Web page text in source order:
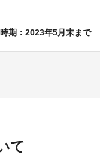
期：2023年5月末まで
て